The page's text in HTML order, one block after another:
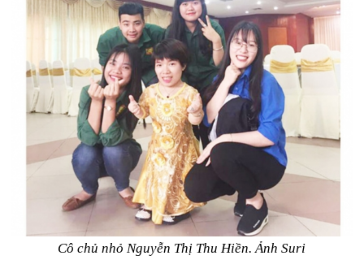
Cô chủ nhỏ Nguyễn Thị Thu Hiền. Ảnh Suri